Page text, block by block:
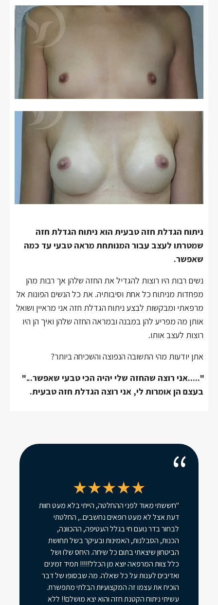
ניתוח הגדלת חזה טבעית הוא ניתוח הגדלת חזה
שמטרתו לעצב עבור המנותחת מראה טבעי עד כמה
שאפשר.
נשים רבות היו רוצות להגדיל את החזה שלהן אך רבות מהן
מפחדות מניתוח כל אחת וסיבותיה. את כל הנשים הפונות אל
מרפאתי ומבקשות לבצע ניתוח הגדלת חזה אני מראיין ושואל
אותן מה מפריע להן במבנה ובמראה החזה שלהן ואיך הן היו
רוצות לעצב אותו.
אתן יודעות מהי התשובה הנפוצה והשכיחה ביותר?
".....אני רוצה שהחזה שלי יהיה הכי טבעי שאפשר..."
בעצם הן אומרות לי, אני רוצה הגדלת חזה טבעית.
"חששתי מאוד לפני ההחלטה, הייתי בלא מעט חוות
דעת אצל לא מעט רופאים נחשבים.., החלטתי
לבחור בדר נועם חי בגלל העטיפה, ההכוונה,
הכנות, הסבלנות, האמינות ובעיקר בשל תחושת
הביטחון שיצאתי בתום כל שיחה. היחס שלו ושל
כלל צוות המרפאה יוצא מן הכלל!!!!! תמיד זמינים
ואדיבים לענות על כל שאלה. מה שבסופו של דבר
הוכיח את עצמו זה המקצועיות הבלתי מתפשרת.
עשיתי ניתוח הקטנת חזה והוא יצא מושלם!! ללא